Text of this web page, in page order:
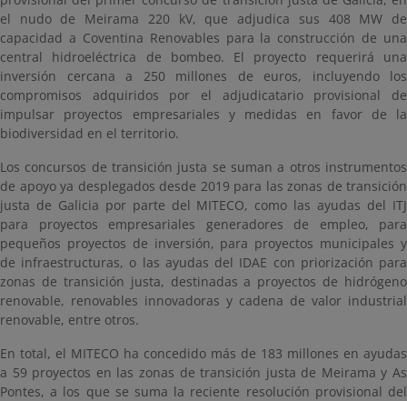
el nudo de Meirama 220 kV, que adjudica sus 408 MW de
capacidad a Coventina Renovables para la construcción de una
central hidroeléctrica de bombeo. El proyecto requerirá una
inversión cercana a 250 millones de euros, incluyendo los
compromisos adquiridos por el adjudicatario provisional de
impulsar proyectos empresariales y medidas en favor de la
biodiversidad en el territorio.
Los concursos de transición justa se suman a otros instrumentos
de apoyo ya desplegados desde 2019 para las zonas de transición
justa de Galicia por parte del MITECO, como las ayudas del ITJ
para proyectos empresariales generadores de empleo, para
pequeños proyectos de inversión, para proyectos municipales y
de infraestructuras, o las ayudas del IDAE con priorización para
zonas de transición justa, destinadas a proyectos de hidrógeno
renovable, renovables innovadoras y cadena de valor industrial
renovable, entre otros.
En total, el MITECO ha concedido más de 183 millones en ayudas
a 59 proyectos en las zonas de transición justa de Meirama y As
Pontes, a los que se suma la reciente resolución provisional del